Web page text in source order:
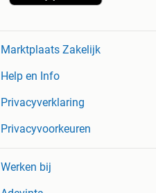
Marktplaats Zakelijk
Help en Info
Privacyverklaring
Privacyvoorkeuren
Werken bij